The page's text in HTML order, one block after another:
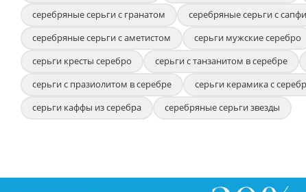
серебряные серьги с гранатом
серебряные серьги с
серебряные серьги с аметистом
серьги мужские серебро
серьги кресты серебро
серьги с танзанитом в серебре
серьги с празиолитом в серебре
серьги керамика с
серьги каффы из серебра
серебряные серьги звезды